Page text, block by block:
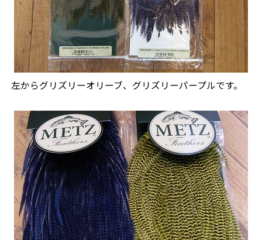
左からグリズリーオリーブ、グリズリーパープルです。